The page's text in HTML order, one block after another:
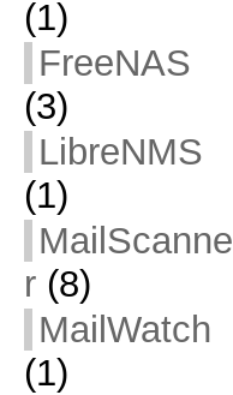
(1)
FreeNAS
(3)
LibreNMS
(1)
MailScanne
r(8)
MailWatch
(1)